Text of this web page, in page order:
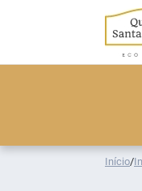
Início/